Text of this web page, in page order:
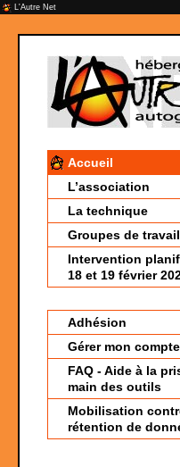
L'Autre Net
Accueil
L’association
La technique
Groupes de travail
Intervention
18 et 19 février
Adhésion
Gérer mon compte
FAQ - Aide à la
main des outils
Mobilisation
rétention de